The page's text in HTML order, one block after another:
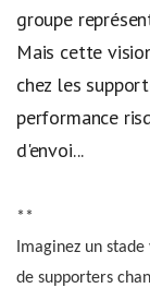
groupe
Mais cette
chez les
performance
d'envoi...
**
Imaginez un
de supporters